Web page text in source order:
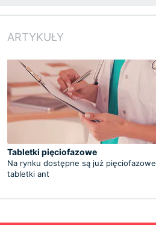
ARTYKUŁY
Tabletki pięciofazowe
Na rynku dostępne są już pięciofazowe
tabletki ant